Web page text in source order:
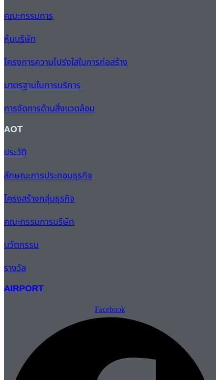
คณะกรรมการ
หุ้นบริษัท
โครงการความโปร่งใสในการก่อสร้าง
มาตรฐานในการบริการ
การจัดการด้านสิ่งแวดล้อม
AOT
ประวัติ
ลักษณะการประกอบธุรกิจ
โครงสร้างกลุ่มธุรกิจ
คณะกรรมการบริษัท
นวัตกรรม
รางวัล
AIRPORT
Facebook